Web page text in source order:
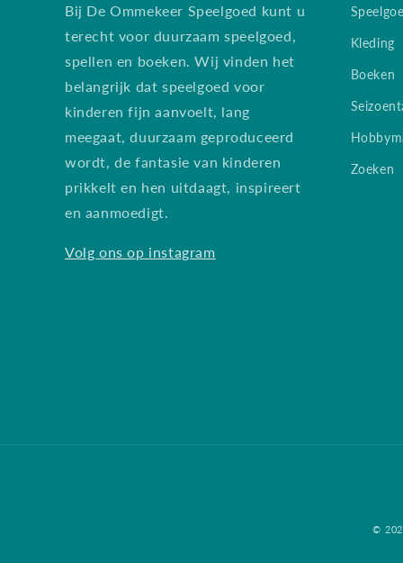
Bij De Ommekeer Speelgoed kunt u
terecht voor duurzaam speelgoed,
spellen en boeken. Wij vinden het
belangrijk dat speelgoed voor
kinderen fijn aanvoelt, lang
meegaat, duurzaam geproduceerd
wordt, de fantasie van kinderen
prikkelt en hen uitdaagt, inspireert
en aanmoedigt.
Volg ons op instagram
Kleding
Boeken
Zoeken
©